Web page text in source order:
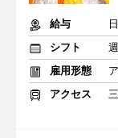
給与
シフト
雇用形態
アクセス